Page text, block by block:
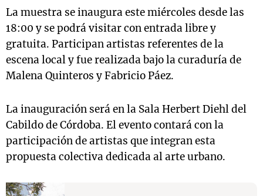
La muestra se inaugura este miércoles desde las
18:00 y se podrá visitar con entrada libre y
gratuita. Participan artistas referentes de la
escena local y fue realizada bajo la curaduría de
Malena Quinteros y Fabricio Páez.
La inauguración será en la Sala Herbert Diehl del
Cabildo de Córdoba. El evento contará con la
participación de artistas que integran esta
propuesta colectiva dedicada al arte urbano.